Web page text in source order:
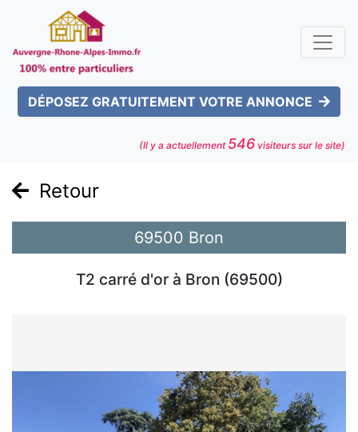
DÉPOSEZ GRATUITEMENT VOTRE ANNONCE
(Il y a actuellement 546 visiteurs sur le site)
Retour
69500 Bron
T2 carré d'or à Bron (69500)